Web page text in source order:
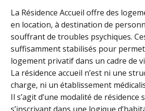
La Résidence Accueil offre des
en location, à destination de
souffrant de troubles psychiques.
suffisamment stabilisés pour
logement privatif dans un cadre de
La résidence accueil n’est ni une
charge, ni un établissement
Il s’agit d’une modalité de résidence